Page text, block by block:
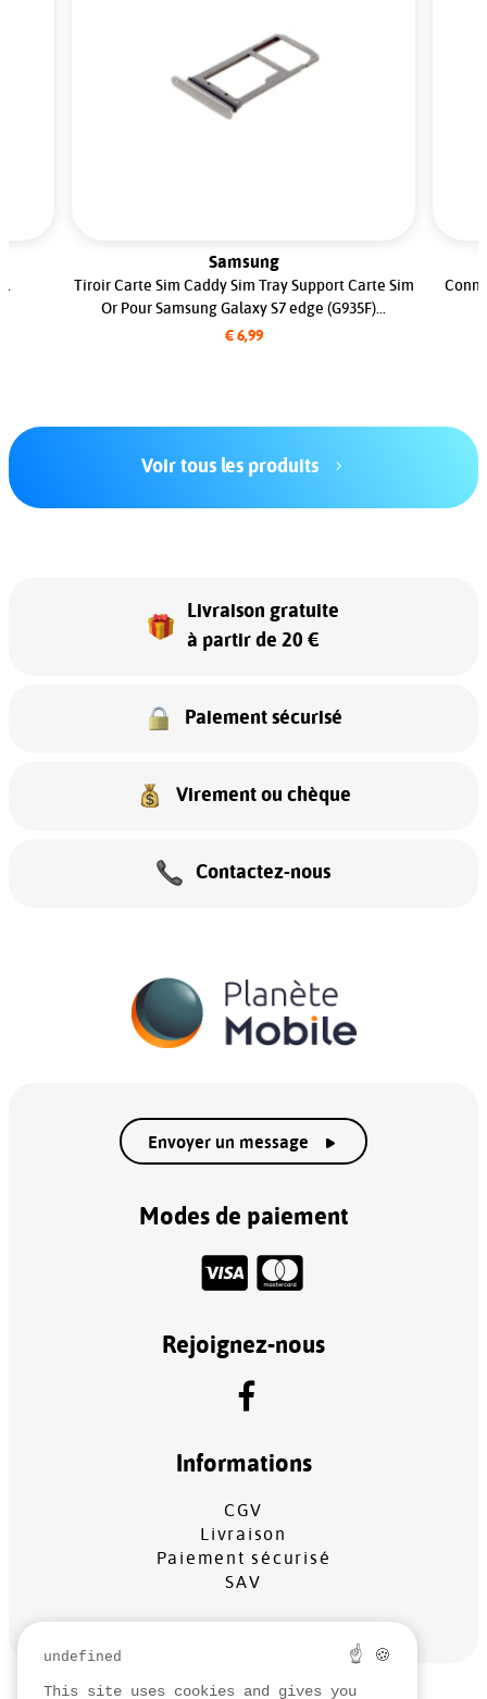
Samsung
Tiroir Carte Sim Caddy Sim Tray Support Carte Sim
Or Pour Samsung Galaxy S7 edge (G935F)...
€ 6,99
Voir tous les produits
Livraison gratuite
à partir de 20 €
Paiement sécurisé
Virement ou chèque
Contactez-nous
Envoyer un message
Modes de paiement
Rejoignez-nous
Informations
CGV
Livraison
Paiement sécurisé
SAV
undefined ☝ 🍪
This site uses cookies and gives you